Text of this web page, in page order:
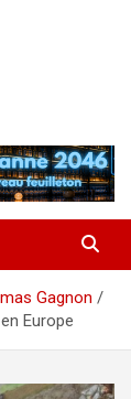
Gagnon
Europe